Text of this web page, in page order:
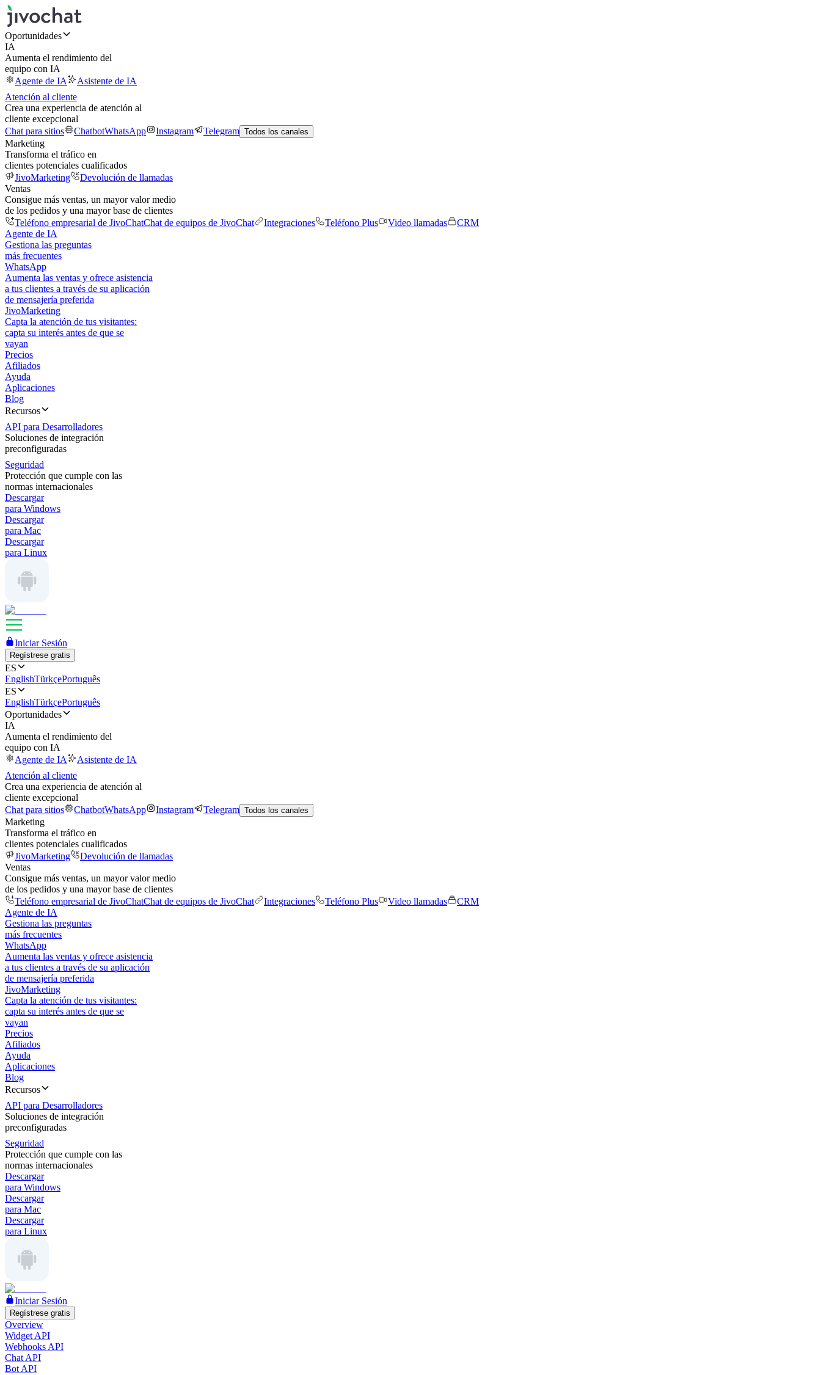
Oportunidades
IA
Aumenta el rendimiento del
equipo con IA
Agente de IA
Asistente de IA
Atención al cliente
Crea una experiencia de atención al
cliente excepcional
Chat para sitios
ChatbotWhatsApp Instagram Telegram Todos los canales
Marketing
Transforma el tráfico en
clientes potenciales cualificados
JivoMarketing
Devolución de llamadas
Ventas
Consigue más ventas, un mayor valor medio
de los pedidos y una mayor base de clientes
Teléfono empresarial de JivoChatChat de equipos de JivoChat Integraciones Teléfono Plus Video llamadas
CRM
Agente de IA
Gestiona las preguntas
más frecuentes
WhatsApp
Aumenta las ventas y ofrece asistencia
a tus clientes a través de su aplicación
de mensajería preferida
JivoMarketing
Capta la atención de tus visitantes:
capta su interés antes de que se
vayan
Precios
Afiliados
Ayuda
Aplicaciones
Blog
Recursos
API para Desarrolladores
Soluciones de integración
preconfiguradas
Seguridad
Protección que cumple con las
normas internacionales
Descargar
para Windows
Descargar
para Mac
Descargar
para Linux
Iniciar Sesión
Regístrese gratis
ES
EnglishTürkçePortuguês
ES
EnglishTürkçePortuguês
Oportunidades
IA
Aumenta el rendimiento del
equipo con IA
Agente de IA
Asistente de IA
Atención al cliente
Crea una experiencia de atención al
cliente excepcional
Chat para sitios
ChatbotWhatsApp Instagram Telegram Todos los canales
Marketing
Transforma el tráfico en
clientes potenciales cualificados
JivoMarketing
Devolución de llamadas
Ventas
Consigue más ventas, un mayor valor medio
de los pedidos y una mayor base de clientes
Teléfono empresarial de JivoChatChat de equipos de JivoChat Integraciones Teléfono Plus Video llamadas
CRM
Agente de IA
Gestiona las preguntas
más frecuentes
WhatsApp
Aumenta las ventas y ofrece asistencia
a tus clientes a través de su aplicación
de mensajería preferida
JivoMarketing
Capta la atención de tus visitantes:
capta su interés antes de que se
vayan
Precios
Afiliados
Ayuda
Aplicaciones
Blog
Recursos
API para Desarrolladores
Soluciones de integración
preconfiguradas
Seguridad
Protección que cumple con las
normas internacionales
Descargar
para Windows
Descargar
para Mac
Descargar
para Linux
Iniciar Sesión
Regístrese gratis
Overview
Widget API
Webhooks API
Chat API
Bot API